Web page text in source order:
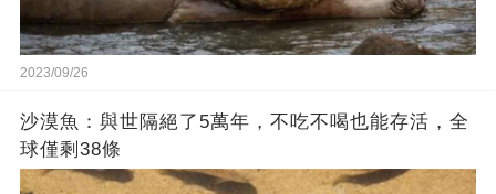
2023/09/26
沙漠魚：與世隔絕了5萬年，不吃不喝也能存活，全
球僅剩38條